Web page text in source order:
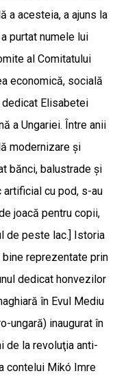
a acesteia, a ajuns la
purtat numele lui
al Comitatului
economică, socială
Elisabetei
a Ungariei. Între anii
modernizare şi
bănci, balustrade şi
artificial cu pod, s-au
joacă pentru copii,
de peste lac.] Istoria
reprezentate prin
dedicat honvezilor
în Evul Mediu
ungară) inaugurat în
de la revoluţia anti-
contelui Mikó Imre